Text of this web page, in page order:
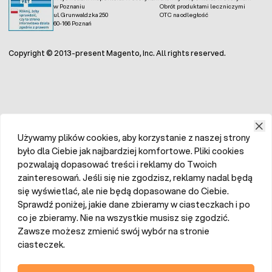
wodzie, cynk (Zn) 0,07% rozp. w wodzie, schelatowane w
EDTA.
w Poznaniu
ul. Grunwaldzka 250
60-166 Poznań
Obrót produktami leczniczymi
OTC na odległość
Copyright © 2013-present Magento, Inc. All rights reserved.
Używamy plików cookies, aby korzystanie z naszej strony
było dla Ciebie jak najbardziej komfortowe. Pliki cookies
pozwalają dopasować treści i reklamy do Twoich
zainteresowań. Jeśli się nie zgodzisz, reklamy nadal będą
się wyświetlać, ale nie będą dopasowane do Ciebie.
Sprawdź poniżej, jakie dane zbieramy w ciasteczkach i po
co je zbieramy. Nie na wszystkie musisz się zgodzić.
Zawsze możesz zmienić swój wybór na stronie
ciasteczek.